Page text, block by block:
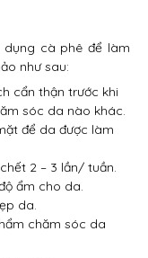
cà phê để làm
như sau:
cẩn thận trước khi
sóc da nào khác.
để da được làm
2 – 3 lần/ tuần.
ẩm cho da.
da.
chăm sóc da